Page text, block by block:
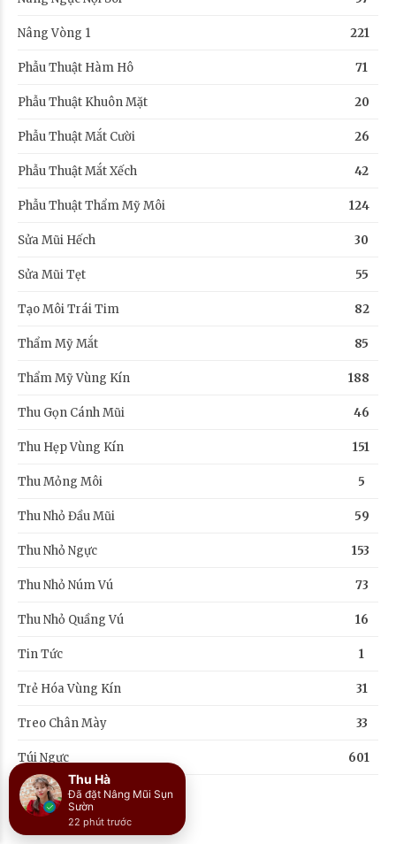
Nâng Vòng 1 221
Phẫu Thuật Hàm Hô 71
Phẫu Thuật Khuôn Mặt 20
Phẫu Thuật Mắt Cười 26
Phẫu Thuật Mắt Xếch 42
Phẫu Thuật Thẩm Mỹ Môi 124
Sửa Mũi Hếch 30
Sửa Mũi Tẹt 55
Tạo Môi Trái Tim 82
Thẩm Mỹ Mắt 85
Thẩm Mỹ Vùng Kín 188
Thu Gọn Cánh Mũi 46
Thu Hẹp Vùng Kín 151
Thu Mỏng Môi 5
Thu Nhỏ Đầu Mũi 59
Thu Nhỏ Ngực 153
Thu Nhỏ Núm Vú 73
Thu Nhỏ Quầng Vú 16
Tin Tức 1
Trẻ Hóa Vùng Kín 31
Treo Chân Mày 33
Túi Ngực 601